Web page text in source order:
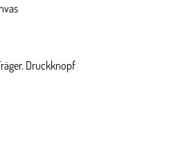
Druckknopf